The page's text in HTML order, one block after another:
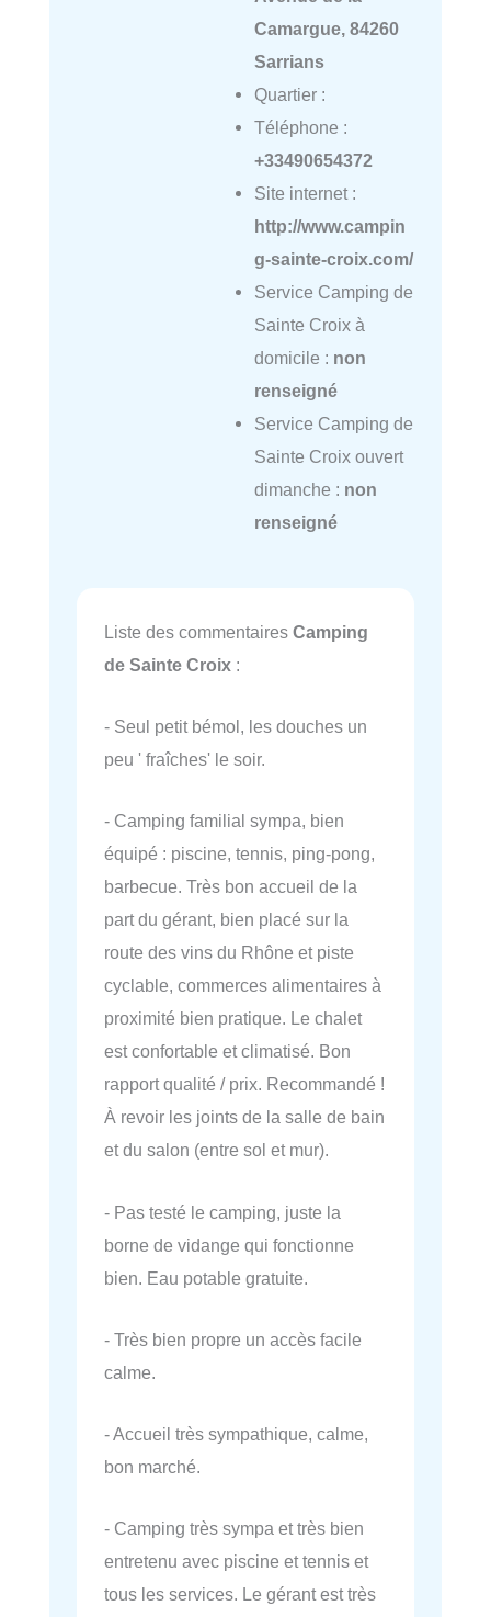
Camargue, 84260
Sarrians
Quartier :
Téléphone :
+33490654372
Site internet :
http://www.campin
g-sainte-croix.com/
Service Camping de
Sainte Croix à
domicile : non
renseigné
Service Camping de
Sainte Croix ouvert
dimanche : non
renseigné
Liste des commentaires Camping
de Sainte Croix :
- Seul petit bémol, les douches un
peu ' fraîches' le soir.
- Camping familial sympa, bien
équipé : piscine, tennis, ping-pong,
barbecue. Très bon accueil de la
part du gérant, bien placé sur la
route des vins du Rhône et piste
cyclable, commerces alimentaires à
proximité bien pratique. Le chalet
est confortable et climatisé. Bon
rapport qualité / prix. Recommandé !
À revoir les joints de la salle de bain
et du salon (entre sol et mur).
- Pas testé le camping, juste la
borne de vidange qui fonctionne
bien. Eau potable gratuite.
- Très bien propre un accès facile
calme.
- Accueil très sympathique, calme,
bon marché.
- Camping très sympa et très bien
entretenu avec piscine et tennis et
tous les services. Le gérant est très